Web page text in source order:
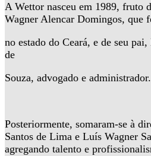
A Wettor nasceu em 1989, fruto
Wagner Alencar Domingos, que
no estado do Ceará, e de seu
de
Souza, advogado e administrador.
Posteriormente, somaram-se à
Santos de Lima e Luís Wagner
agregando talento e